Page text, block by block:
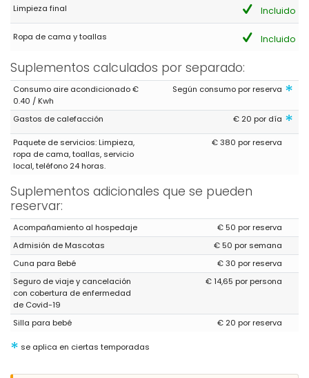
zwischen Calpe und Moreira und ein Fahrzeug ist notwendig um
entweder in die Stadt oder zum Strand zu kommen. Das ist
Una de las propiedades más bonitas de Moreira. Nos gusta
pasar nuestras vacaciones en esta casa. Muy buenas
instalaciones. No falta nada en la zona de la cocina.
Habitaciones muy bien equipadas y baños muy limpios. La
casa está situada entre Calpe y Moreira y es necesario un
vehículo para llegar al pueblo o a la playa. Sin embargo, este es
el caso de la mayoría de las casas de alquiler.
Parejas mayores - Febrero 2023 - Bélgica :
during the night, turn off the heating/airco due to noise pollution
(Traducido por Google)
durante la noche, apague la calefacción/aire acondicionado
debido a la contaminación acústica
Respuesta del Administrador:This has been due to the fact
that the outgoing air / condensation tube was stuck. It has been
Limpieza final Incluido
Ropa de cama y toallas Incluido
Suplementos calculados por separado:
Consumo aire acondicionado €
0.40 / Kwh
Según consumo por reserva *
Gastos de calefacción € 20 por día *
Paquete de servicios: Limpieza,
ropa de cama, toallas, servicio
local, teléfono 24 horas.
€ 380 por reserva
Suplementos adicionales que se pueden
reservar:
Acompañamiento al hospedaje
€ 50 por reserva
Admisión de Mascotas
€ 50 por semana
Cuna para Bebé
€ 30 por reserva
Seguro de viaje y cancelación
con cobertura de enfermedad
de Covid-19
€ 14,65 por persona
Silla para bebé € 20 por reserva
* se aplica en ciertas temporadas